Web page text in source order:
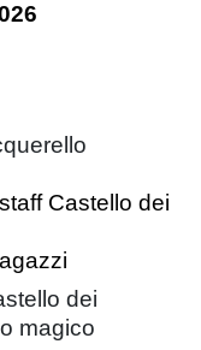
Castello dei
dei
magico